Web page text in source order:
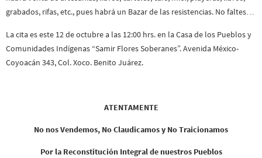
grabados, rifas, etc., pues habrá un Bazar de las resistencias. No faltes…
La cita es este 12 de octubre a las 12:00 hrs. en la Casa de los Pueblos y
Comunidades Indígenas “Samir Flores Soberanes”. Avenida México-
Coyoacán 343, Col. Xoco. Benito Juárez.
ATENTAMENTE
No nos Vendemos, No Claudicamos y No Traicionamos
Por la Reconstitución Integral de nuestros Pueblos